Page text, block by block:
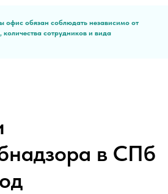
офис обязан соблюдать независимо от
сотрудников и вида
в СПб